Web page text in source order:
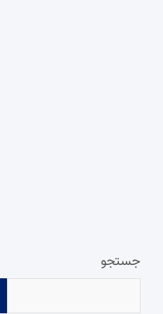
جستجو